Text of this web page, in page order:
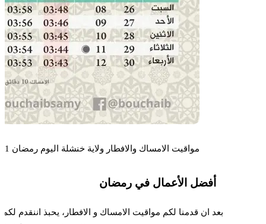
مواقيت الامساك والافطار ولاية خنشلة اليوم رمضان 2021
أفضل الأعمال في رمضان
بعد ان قدمنا لكم مواقيت الامساك و الافطار، يحبذ اننقدم